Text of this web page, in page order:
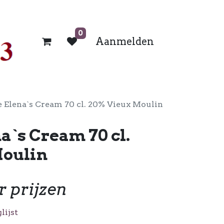
0
Aanmelden
Elena`s Cream 70 cl. 20% Vieux Moulin
Cream 70 cl.
prijzen